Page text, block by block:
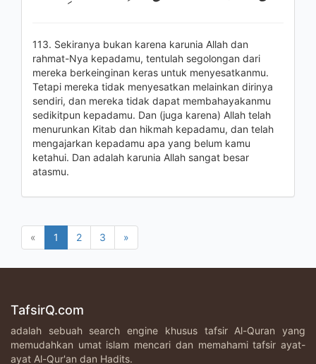
113. Sekiranya bukan karena karunia Allah dan
rahmat-Nya kepadamu, tentulah segolongan dari
mereka berkeinginan keras untuk menyesatkanmu.
Tetapi mereka tidak menyesatkan melainkan dirinya
sendiri, dan mereka tidak dapat membahayakanmu
sedikitpun kepadamu. Dan (juga karena) Allah telah
menurunkan Kitab dan hikmah kepadamu, dan telah
mengajarkan kepadamu apa yang belum kamu
ketahui. Dan adalah karunia Allah sangat besar
atasmu.
« 1 2 3 »
TafsirQ.com
adalah sebuah search engine khusus tafsir Al-Quran yang
memudahkan umat islam mencari dan memahami tafsir ayat-
ayat Al-Qur'an dan Hadits.